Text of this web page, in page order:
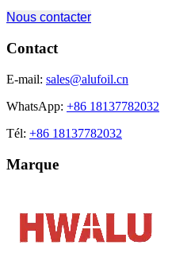
Nous contacter
Contact
E-mail: sales@alufoil.cn
WhatsApp: +86 18137782032
Tél: +86 18137782032
Marque